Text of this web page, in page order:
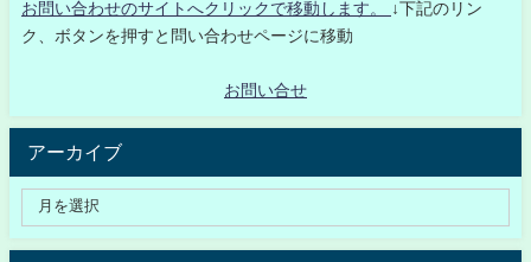
お問い合わせのサイトへクリックで移動します。
↓下記のリン
ク、ボタンを押すと問い合わせページに移動
お問い合せ
アーカイブ